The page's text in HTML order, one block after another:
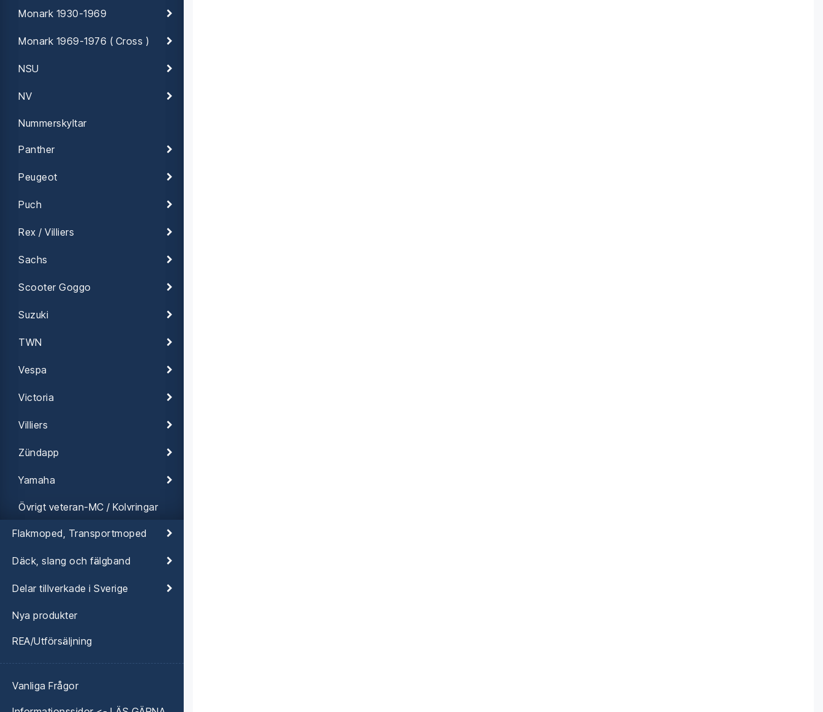
Monark 1930-1969
Monark 1969-1976 ( Cross )
NSU
NV
Nummerskyltar
Panther
Peugeot
Puch
Rex / Villiers
Sachs
Scooter Goggo
Suzuki
TWN
Vespa
Victoria
Villiers
Zündapp
Yamaha
Övrigt veteran-MC / Kolvringar
Flakmoped, Transportmoped
Däck, slang och fälgband
Delar tillverkade i Sverige
Nya produkter
REA/Utförsäljning
Vanliga Frågor